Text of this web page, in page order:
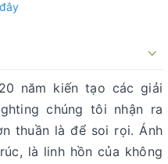
năm kiến tạo các giải
chúng tôi nhận ra
thuần là để soi rọi. Ánh
là linh hồn của không